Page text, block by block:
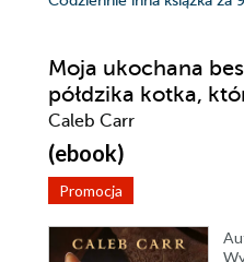
Moja ukochana
półdzika kotka,
Caleb Carr
(ebook)
Promocja